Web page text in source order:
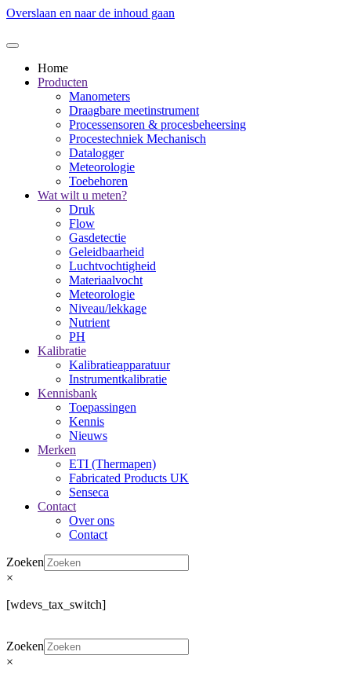
Overslaan en naar de inhoud gaan
Home
Producten
Manometers
Draagbare meetinstrument
Processensoren & procesbeheersing
Procestechniek Mechanisch
Datalogger
Meteorologie
Toebehoren
Wat wilt u meten?
Druk
Flow
Gasdetectie
Geleidbaarheid
Luchtvochtigheid
Materiaalvocht
Meteorologie
Niveau/lekkage
Nutrient
PH
Kalibratie
Kalibratieapparatuur
Instrumentkalibratie
Kennisbank
Toepassingen
Kennis
Nieuws
Merken
ETI (Thermapen)
Fabricated Products UK
Senseca
Contact
Over ons
Contact
Zoeken
×
[wdevs_tax_switch]
Zoeken
×